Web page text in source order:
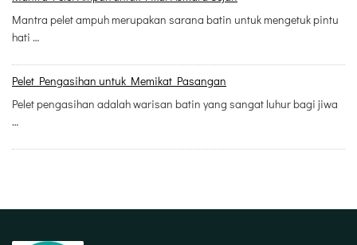
Mantra pelet ampuh merupakan sarana batin untuk mengetuk pintu
hati …
Pelet Pengasihan untuk Memikat Pasangan
Pelet pengasihan adalah warisan batin yang sangat luhur bagi jiwa
…